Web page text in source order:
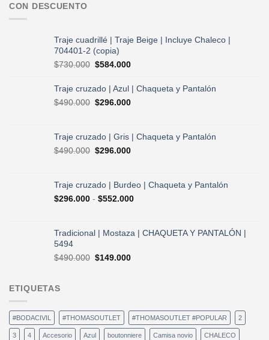
CON DESCUENTO
Traje cuadrillé | Traje Beige | Incluye Chaleco |
704401-2 (copia)
$730.000 El
original
era:
$730.000.
$584.000El
actual
es:
Traje cruzado | Azul | Chaqueta y Pantalón
$490.000 El
era:
$490.000.
$296.000El
es:
Traje cruzado | Gris | Chaqueta y Pantalón
$490.000 El
era:
$490.000.
$296.000El
es:
Traje cruzado | Burdeo | Chaqueta y Pantalón
$296.000 - $552.000Rango
desde
Tradicional | Mostaza | CHAQUETA Y PANTALÓN |
5494
$490.000 El
$149.000El
ETIQUETAS
#BODACIVIL #THOMASOUTLET #THOMASOUTLET #POPULAR 2
3 4 Accesorio Azul boutonniere Camisa novio CHALECO